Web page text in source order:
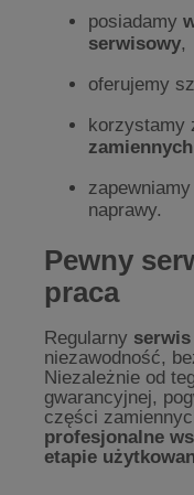
posiadamy
serwisowy,
oferujemy
korzystamy
zamiennych
naprawy.
Pewny
praca
Regularny
niezawodność,
Niezależnie od
gwarancyjnej,
części
profesjonalne
etapie